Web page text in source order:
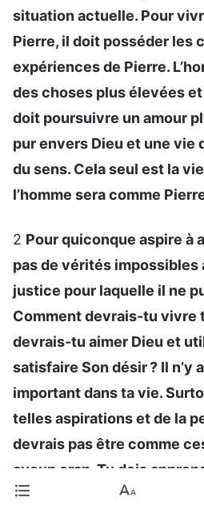
situation actuelle. Pour
Pierre, il doit posséder les
expériences de Pierre.
des choses plus élevées
doit poursuivre un amour
pur envers Dieu et une vie
du sens. Cela seul est la
l’homme sera comme
2 Pour quiconque aspire à
pas de vérités impossibles
justice pour laquelle il ne
Comment devrais-tu vivre
devrais-tu aimer Dieu et
satisfaire Son désir ? Il n’y
important dans ta vie.
telles aspirations et de la
devrais pas être comme
aucun cran. Tu dois
une vie qui a du sens,